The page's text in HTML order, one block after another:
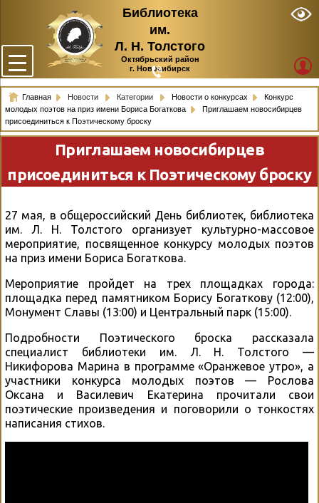
Библиотека
им.
Л. Н. Толстого
Октябрьский район
г. Новосибирск
Главная Новости Категории Новости о конкурсах
Конкурс
молодых поэтов на приз имени Бориса Богаткова
Приглашаем новосибирцев
присоединиться к Поэтическому броску
Приглашаем новосибирцев
присоединиться к Поэтическому броску
27 мая, в общероссийский День библиотек, библиотека
им. Л. Н. Толстого организует культурно-массовое
мероприятие, посвященное конкурсу молодых поэтов
на приз имени Бориса Богаткова.
Мероприятие пройдет на трех площадках города:
площадка перед памятником Борису Богаткову (12:00),
Монумент Славы (13:00) и Центральный парк (15:00).
Подробности Поэтического броска рассказала
специалист библиотеки им. Л. Н. Толстого —
Никифорова Марина в программе «Оранжевое утро», а
участники конкурса молодых поэтов — Рослова
Оксана и Василевич Екатерина прочитали свои
поэтические произведения и поговорили о тонкостях
написания стихов.